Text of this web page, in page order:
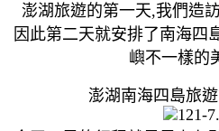
澎湖旅遊的第一天,我們造
因此第二天就安排了南海四
嶼不一樣的
澎湖南海四島旅